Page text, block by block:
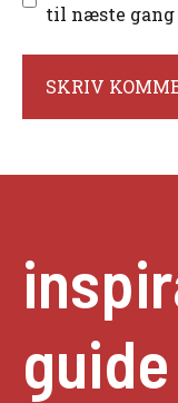
til næste gang
guide